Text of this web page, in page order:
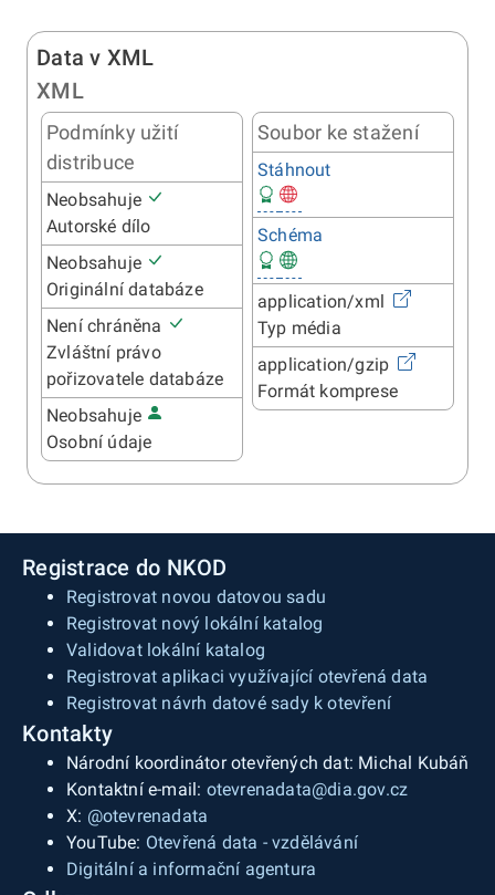
Data v XML
XML
Podmínky užití
distribuce
Neobsahuje
Autorské dílo
Neobsahuje
Originální databáze
Není chráněna
Zvláštní právo
pořizovatele databáze
Neobsahuje
Osobní údaje
Soubor ke stažení
Stáhnout
Schéma
application/xml
Typ média
application/gzip
Formát komprese
Registrace do NKOD
Registrovat novou datovou sadu
Registrovat nový lokální katalog
Validovat lokální katalog
Registrovat aplikaci využívající otevřená data
Registrovat návrh datové sady k otevření
Kontakty
Národní koordinátor otevřených dat: Michal Kubáň
Kontaktní e-mail: otevrenadata@dia.gov.cz
X: @otevrenadata
YouTube: Otevřená data - vzdělávání
Digitální a informační agentura